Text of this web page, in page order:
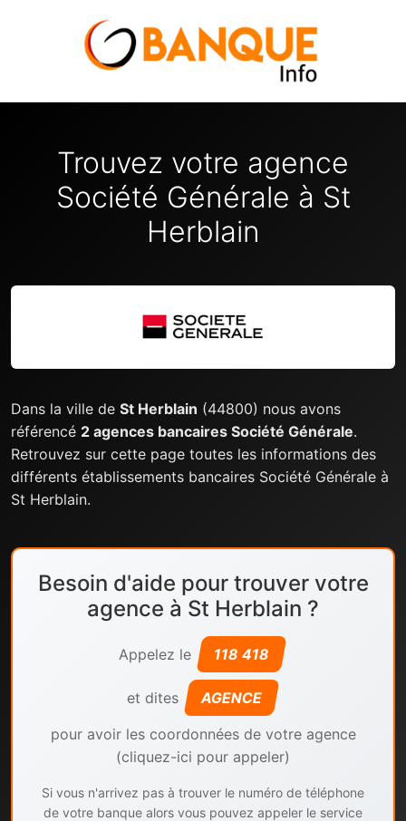
Trouvez votre agence
Société Générale à St
Herblain
Dans la ville de St Herblain (44800) nous avons
référencé 2 agences bancaires Société Générale.
Retrouvez sur cette page toutes les informations des
différents établissements bancaires Société Générale à
St Herblain.
Besoin d'aide pour trouver votre
agence à St Herblain ?
Appelez le 118 418
et dites AGENCE
pour avoir les coordonnées de votre agence
(cliquez-ici pour appeler)
Si vous n'arrivez pas à trouver le numéro de téléphone
de votre banque alors vous pouvez appeler le service